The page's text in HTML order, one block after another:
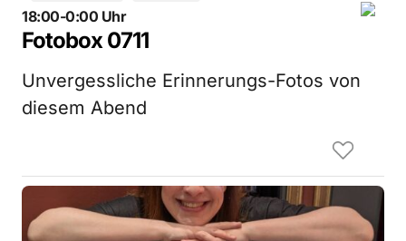
18:00-0:00 Uhr
Fotobox 0711
Unvergessliche Erinnerungs-Fotos von
diesem Abend